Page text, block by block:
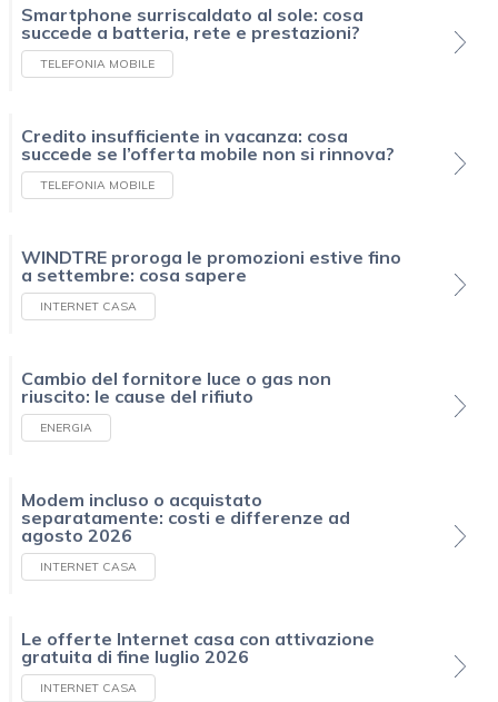
Smartphone surriscaldato al sole: cosa
succede a batteria, rete e prestazioni?
TELEFONIA MOBILE
Credito insufficiente in vacanza: cosa
succede se l’offerta mobile non si rinnova?
TELEFONIA MOBILE
WINDTRE proroga le promozioni estive fino
a settembre: cosa sapere
INTERNET CASA
Cambio del fornitore luce o gas non
riuscito: le cause del rifiuto
ENERGIA
Modem incluso o acquistato
separatamente: costi e differenze ad
agosto 2026
INTERNET CASA
Le offerte Internet casa con attivazione
gratuita di fine luglio 2026
INTERNET CASA